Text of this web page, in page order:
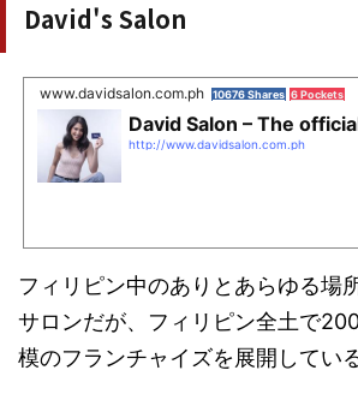
David's Salon
www.davidsalon.com.ph 10676 Shares 6 Pockets
David Salon – The
http://www.davidsalon.com.ph
フィリピン中のありとあらゆる場
サロンだが、フィリピン全土で
模のフランチャイズを展開している